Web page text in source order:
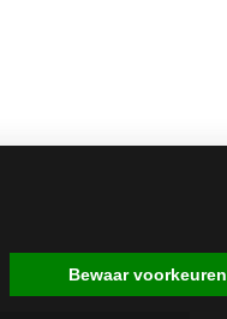
Bewaar voorkeuren